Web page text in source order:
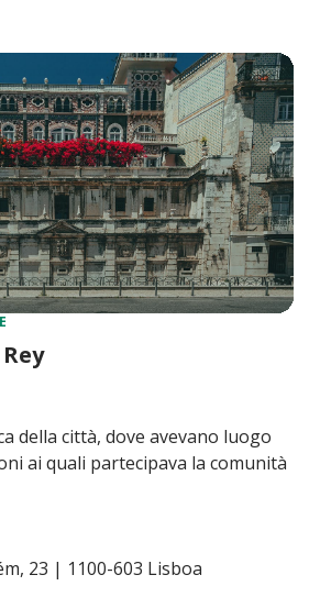
della città, dove avevano luogo
ai quali partecipava la comunità
23 | 1100-603 Lisboa